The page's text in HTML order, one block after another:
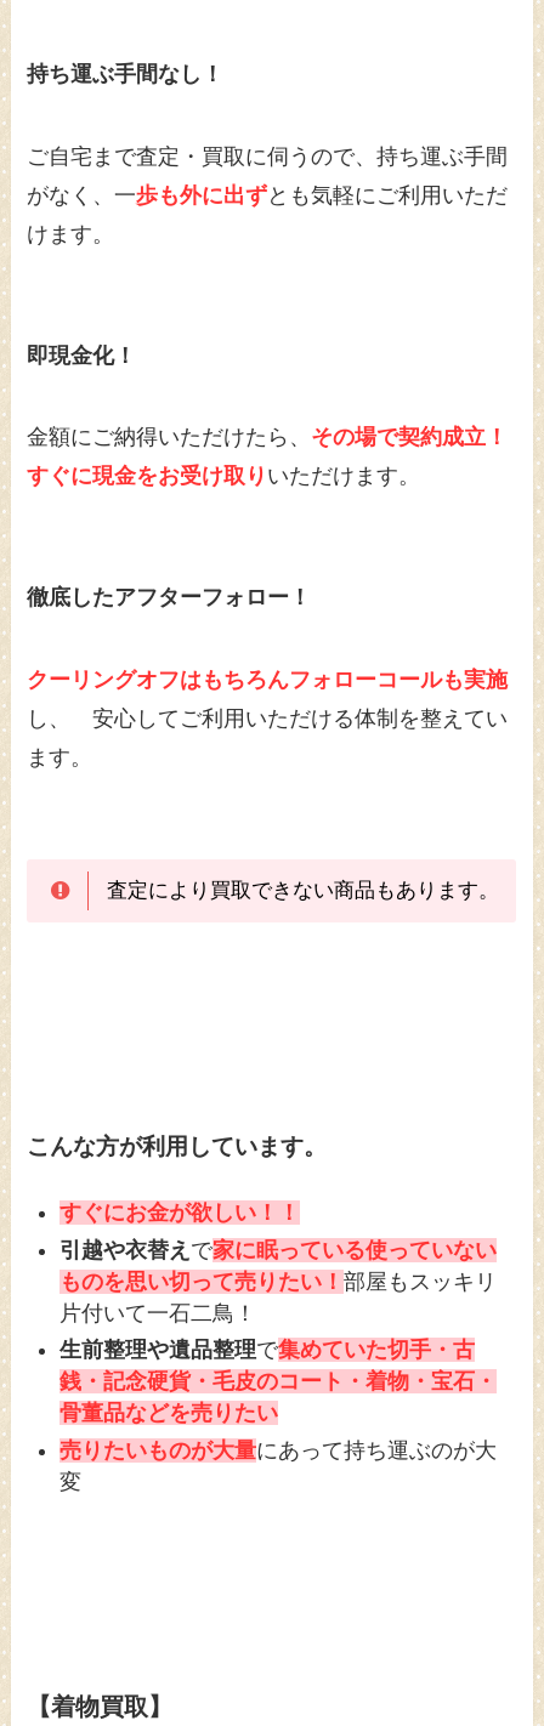
持ち運ぶ手間なし！
ご自宅まで査定・買取に伺うので、持ち運ぶ手間
がなく、一歩も外に出ずとも気軽にご利用いただ
けます。
即現金化！
金額にご納得いただけたら、 その場で契約成立！
すぐに現金をお受け取り いただけます。
徹底したアフターフォロー！
クーリングオフはもちろんフォローコールも実施
し、 安心してご利用いただける体制を整えてい
ます。
査定により買取できない商品もあります。
こんな方が利用しています。
すぐにお金が欲しい！！
引越や衣替え で家に眠っている使っていない
ものを思い切って売りたい！部屋もスッキリ
片付いて一石二鳥！
生前整理や遺品整理で集めていた切手・古
銭・記念硬貨・毛皮のコート・着物・宝石・
骨董品などを売りたい
売りたいものが大量にあって持ち運ぶのが大
変
【着物買取】